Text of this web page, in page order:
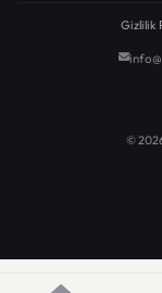
Gizlilik
©